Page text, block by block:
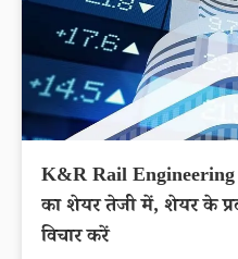
K&R Rail
का शेयर तेजी में, शेयर के
विचार करें